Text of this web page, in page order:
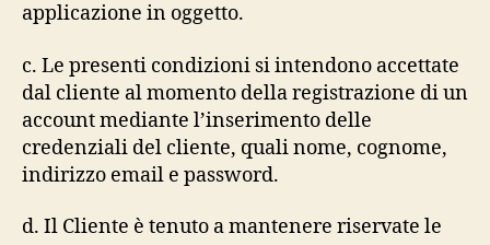
applicazione in oggetto.
c. Le presenti condizioni si intendono accettate
dal cliente al momento della registrazione di un
account mediante l’inserimento delle
credenziali del cliente, quali nome, cognome,
indirizzo email e password.
d. Il Cliente è tenuto a mantenere riservate le